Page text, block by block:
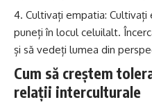
Cultivați empatia: Cultivați
puneți în locul celuilalt.
și să vedeți lumea din
Cum să creștem
relații interculturale